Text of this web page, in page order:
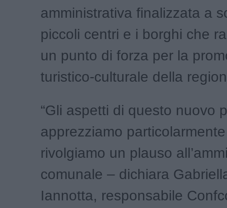
amministrativa finalizzata a
piccoli centri e i borghi che
un punto di forza per la
turistico-culturale della
“Gli aspetti di questo nuovo
apprezziamo
rivolgiamo un plauso
comunale – dichiara
Iannotta, responsabile